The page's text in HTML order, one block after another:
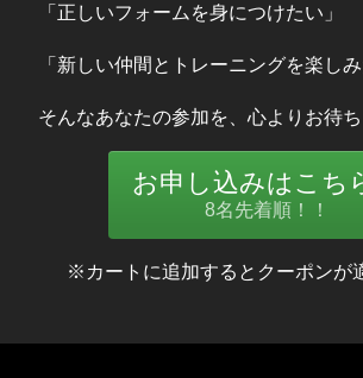
「正しいフォームを身につけたい」
「新しい仲間とトレーニングを楽しみ
そんなあなたの参加を、心よりお待ち
お申し込みはこち
8名先着順！！
※カートに追加するとクーポンが